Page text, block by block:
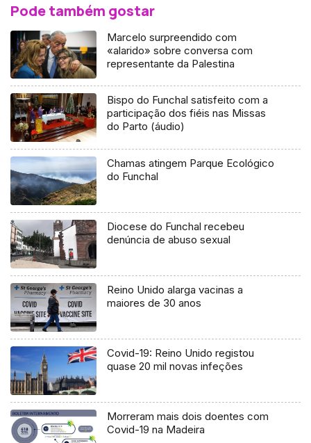
Pode também gostar
Marcelo surpreendido com
«alarido» sobre conversa com
representante da Palestina
Bispo do Funchal satisfeito com a
participação dos fiéis nas Missas
do Parto (áudio)
Chamas atingem Parque Ecológico
do Funchal
Diocese do Funchal recebeu
denúncia de abuso sexual
Reino Unido alarga vacinas a
maiores de 30 anos
Covid-19: Reino Unido registou
quase 20 mil novas infeções
Morreram mais dois doentes com
Covid-19 na Madeira